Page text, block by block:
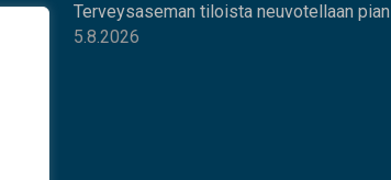
Terveysaseman tiloista neuvotellaan pian
5.8.2026